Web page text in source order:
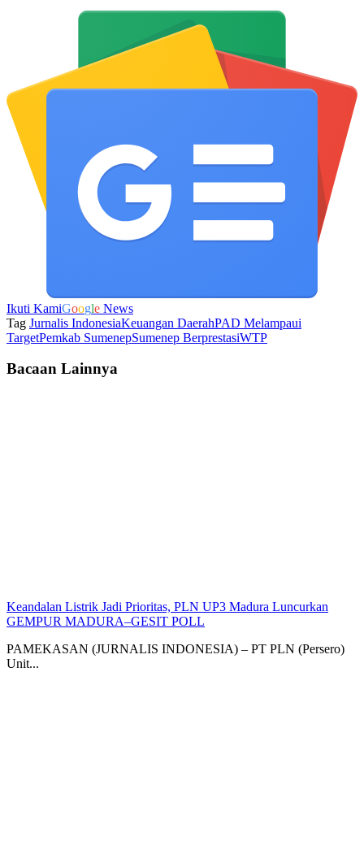
Ikuti KamiGoogle News
Tag Jurnalis IndonesiaKeuangan DaerahPAD Melampaui
TargetPemkab SumenepSumenep BerprestasiWTP
Bacaan Lainnya
Keandalan Listrik Jadi Prioritas, PLN UP3 Madura Luncurkan
GEMPUR MADURA–GESIT POLL
PAMEKASAN (JURNALIS INDONESIA) – PT PLN (Persero)
Unit...